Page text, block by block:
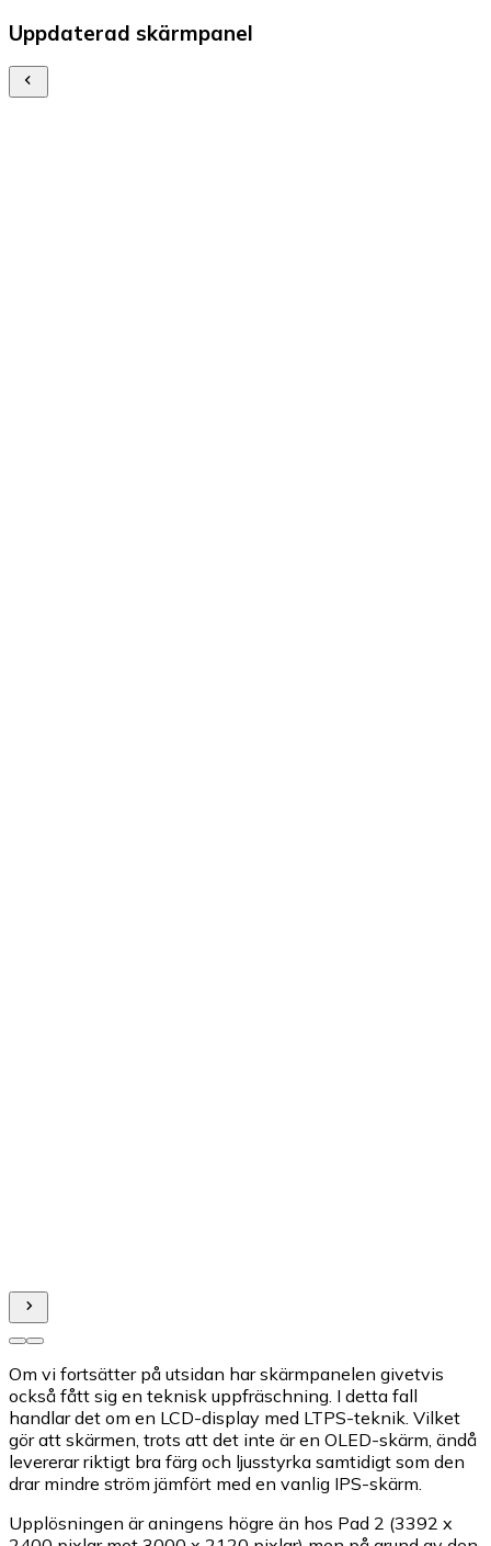
Uppdaterad skärmpanel
Om vi fortsätter på utsidan har skärmpanelen givetvis
också fått sig en teknisk uppfräschning. I detta fall
handlar det om en LCD-display med LTPS-teknik. Vilket
gör att skärmen, trots att det inte är en OLED-skärm, ändå
levererar riktigt bra färg och ljusstyrka samtidigt som den
drar mindre ström jämfört med en vanlig IPS-skärm.
Upplösningen är aningens högre än hos Pad 2 (3392 x